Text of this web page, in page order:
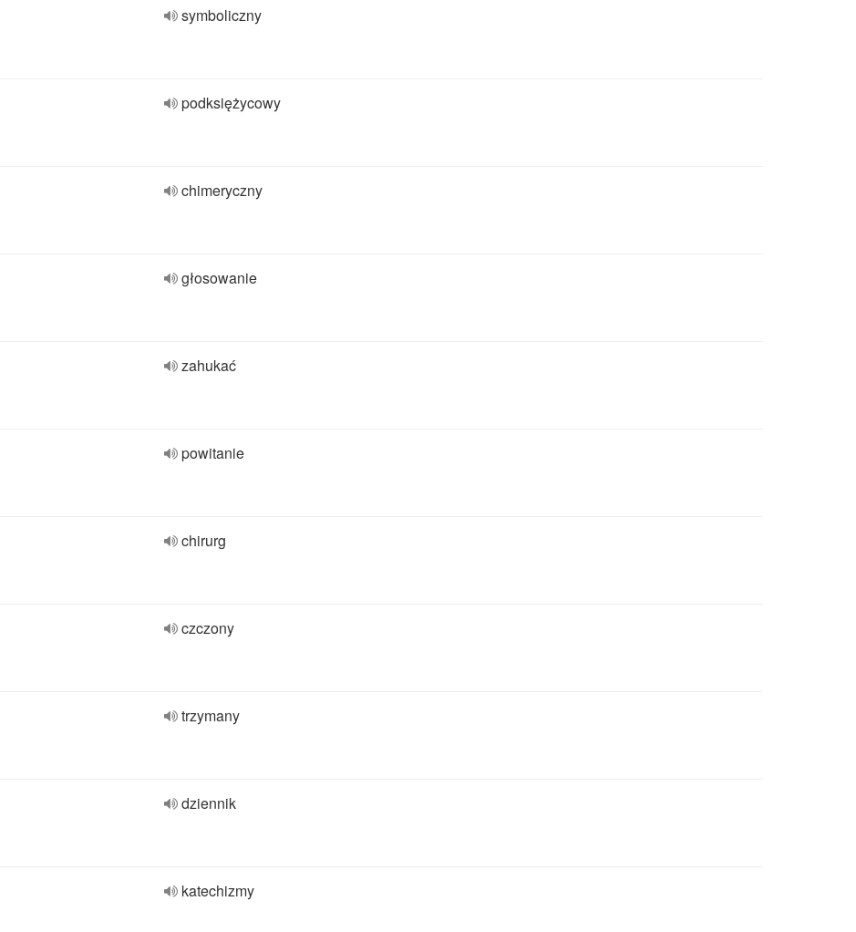
symboliczny
podksiężycowy
chimeryczny
głosowanie
zahukać
powitanie
chirurg
czczony
trzymany
dziennik
katechizmy